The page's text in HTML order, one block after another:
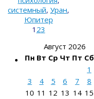
системный, Уран,
Юпитер
1 23
Август 2026
Пн Вт Ср Чт Пт Сб
1
3
4 5 6 7 8
10 11 12 13 14 15